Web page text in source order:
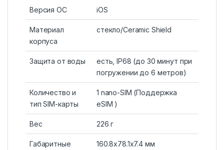
Версия ОС iOS
Материал
корпуса
стекло/Ceramic Shield
Защита от воды
есть, IP68 (до 30 минут при
погружении до 6 метров)
Количество и
тип SIM-карты
1 nano-SIM (Поддержка
eSIM )
Вес 226 г
Габаритные 160.8х78.1х7.4 мм